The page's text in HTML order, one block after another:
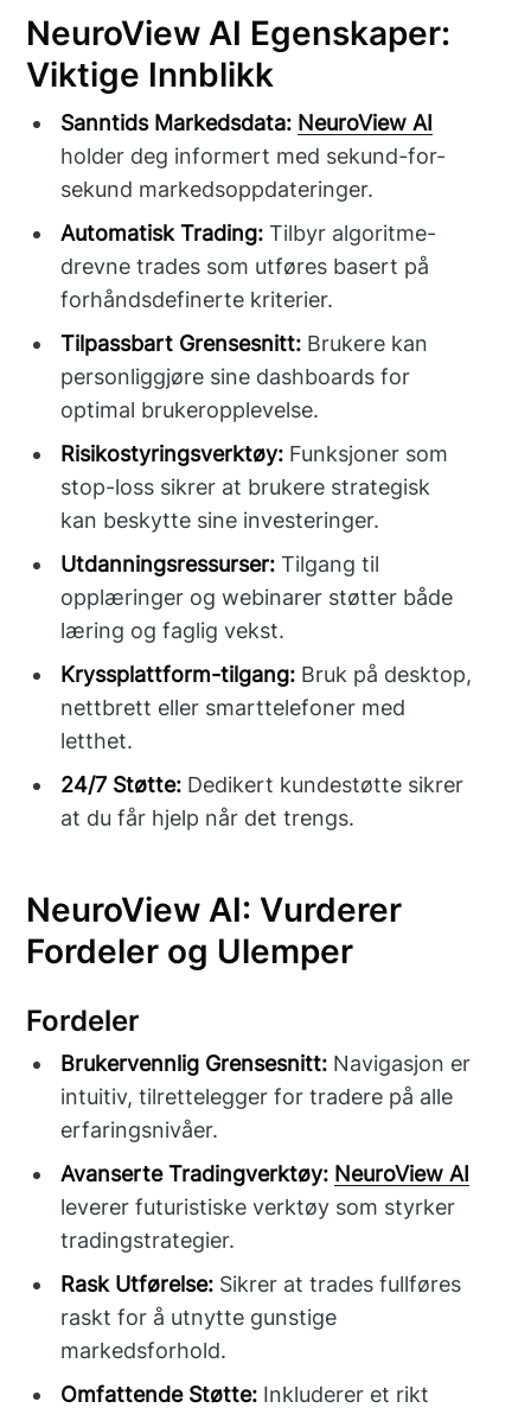
NeuroView AI Egenskaper:
Viktige Innblikk
Sanntids Markedsdata: NeuroView AI
holder deg informert med sekund-for-
sekund markedsoppdateringer.
Automatisk Trading: Tilbyr algoritme-
drevne trades som utføres basert på
forhåndsdefinerte kriterier.
Tilpassbart Grensesnitt: Brukere kan
personliggjøre sine dashboards for
optimal brukeropplevelse.
Risikostyringsverktøy: Funksjoner som
stop-loss sikrer at brukere strategisk
kan beskytte sine investeringer.
Utdanningsressurser: Tilgang til
opplæringer og webinarer støtter både
læring og faglig vekst.
Kryssplattform-tilgang: Bruk på desktop,
nettbrett eller smarttelefoner med
letthet.
24/7 Støtte: Dedikert kundestøtte sikrer
at du får hjelp når det trengs.
NeuroView AI: Vurderer
Fordeler og Ulemper
Fordeler
Brukervennlig Grensesnitt: Navigasjon er
intuitiv, tilrettelegger for tradere på alle
erfaringsnivåer.
Avanserte Tradingverktøy: NeuroView AI
leverer futuristiske verktøy som styrker
tradingstrategier.
Rask Utførelse: Sikrer at trades fullføres
raskt for å utnytte gunstige
markedsforhold.
Omfattende Støtte: Inkluderer et rikt